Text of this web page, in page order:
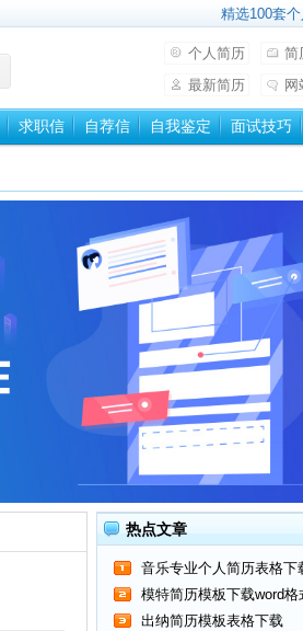
精选100套
个人简历
简
最新简历
网
求职信 自荐信 自我鉴定 面试技巧
热点文章
音乐专业个人简历表格下
模特简历模板下载word格
出纳简历模板表格下载